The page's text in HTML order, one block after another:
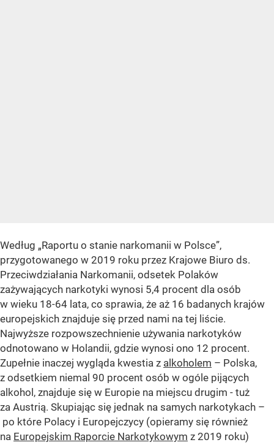
Według „Raportu o stanie narkomanii w Polsce”,
przygotowanego w 2019 roku przez Krajowe Biuro ds.
Przeciwdziałania Narkomanii, odsetek Polaków
zażywających narkotyki wynosi 5,4 procent dla osób
w wieku 18-64 lata, co sprawia, że aż 16 badanych krajów
europejskich znajduje się przed nami na tej liście.
Najwyższe rozpowszechnienie używania narkotyków
odnotowano w Holandii, gdzie wynosi ono 12 procent.
Zupełnie inaczej wygląda kwestia z alkoholem – Polska,
z odsetkiem niemal 90 procent osób w ogóle pijących
alkohol, znajduje się w Europie na miejscu drugim - tuż
za Austrią. Skupiając się jednak na samych narkotykach –
po które Polacy i Europejczycy (opieramy się również
na Europejskim Raporcie Narkotykowym z 2019 roku)